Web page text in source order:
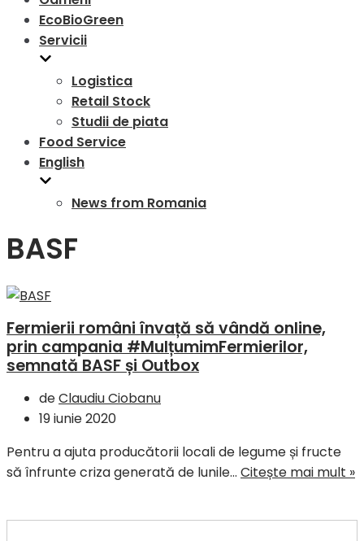
EcoBioGreen
Servicii
Logistica
Retail Stock
Studii de piata
Food Service
English
News from Romania
BASF
Fermierii români învață să vândă online,
prin campania #MulțumimFermierilor,
semnată BASF și Outbox
deClaudiu Ciobanu
19 iunie 2020
Pentru a ajuta producătorii locali de legume și fructe
să înfrunte criza generată de lunile… Citește mai mult »